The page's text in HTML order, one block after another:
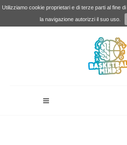
Utilizziamo cookie proprietari e di terze parti al fine
la navigazione autorizzi il suo uso.